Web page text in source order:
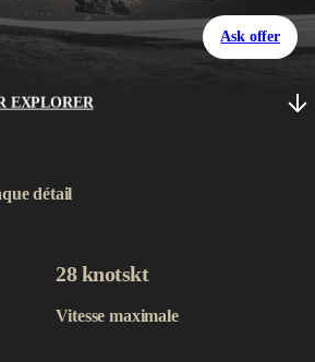
Ask offer
EXPLORER
détail
28 knotskt
Vitesse maximale